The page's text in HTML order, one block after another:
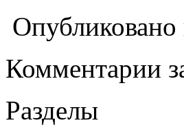
Опубликовано
Комментарии
Разделы